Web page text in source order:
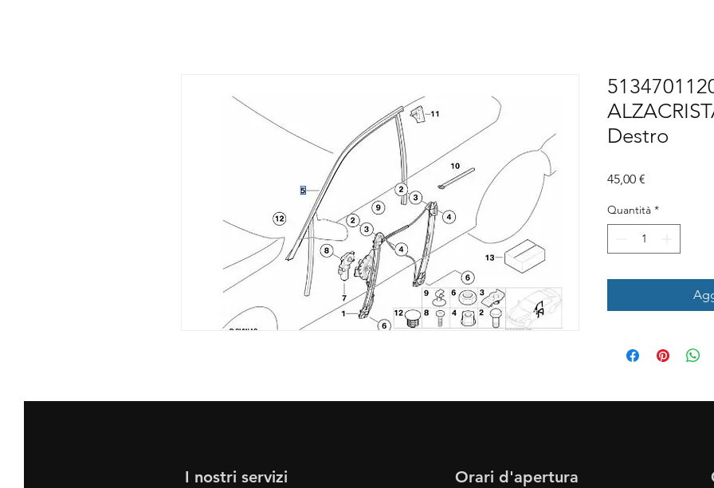
Destro
45,00 €
Quantità *
I nostri servizi Orari d'apertura